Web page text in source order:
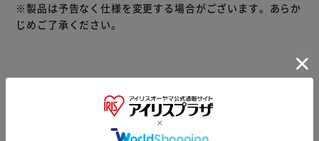
※製品は予告なく仕様を変更する場合がございます。あらか
じめご了承ください。
までお時間を頂く場合がございます。
また、商品がメーカーにて完売となっていた場合、キャンセ
ル又は注文内容の変更をお願いいたしております。